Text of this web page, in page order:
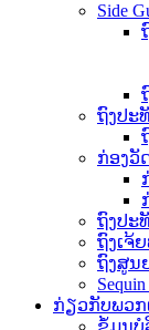
Side
ຖົງປະ
ກ່ອງວັ
ຖົງປະ
ຖົງເຈ້
ຖົງສູນ
ກ່ຽວກັບພວກ
ຂໍ້ມູນບໍ